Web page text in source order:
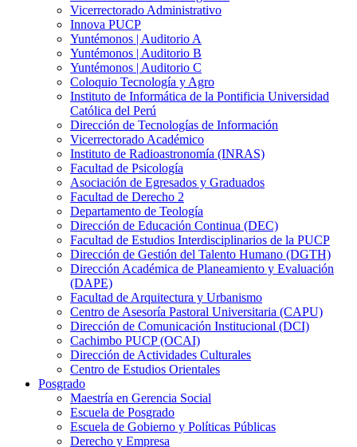
Vicerrectorado Administrativo
Innova PUCP
Yuntémonos | Auditorio A
Yuntémonos | Auditorio B
Yuntémonos | Auditorio C
Coloquio Tecnología y Agro
Instituto de Informática de la Pontificia Universidad
Católica del Perú
Dirección de Tecnologías de Información
Vicerrectorado Académico
Instituto de Radioastronomía (INRAS)
Facultad de Psicología
Asociación de Egresados y Graduados
Facultad de Derecho 2
Departamento de Teología
Dirección de Educación Continua (DEC)
Facultad de Estudios Interdisciplinarios de la PUCP
Dirección de Gestión del Talento Humano (DGTH)
Dirección Académica de Planeamiento y Evaluación
(DAPE)
Facultad de Arquitectura y Urbanismo
Centro de Asesoría Pastoral Universitaria (CAPU)
Dirección de Comunicación Institucional (DCI)
Cachimbo PUCP (OCAI)
Dirección de Actividades Culturales
Centro de Estudios Orientales
Posgrado
Maestría en Gerencia Social
Escuela de Posgrado
Escuela de Gobierno y Políticas Públicas
Derecho y Empresa